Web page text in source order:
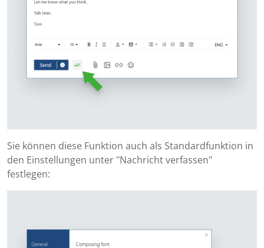
Sie können diese Funktion auch als Standardfunktion in
den Einstellungen unter "Nachricht verfassen"
festlegen: